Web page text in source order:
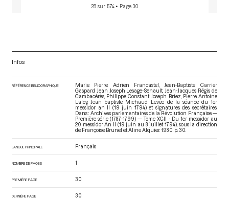
28 sur 574 • Page 30
Infos
RÉFÉRENCE BIBLIOGRAPHIQUE
Marie Pierre Adrien Francastel, Jean-Baptiste Carrier,
Gaspard Jean Joseph Lesage-Senault, Jean-Jacques Régis de
Cambacérès, Philippe Constant Joseph Briez, Pierre Antoine
Laloy, Jean baptiste Michaud. Levée de la séance du 1er
messidor an II (19 juin 1794) et signatures des secrétaires.
Dans : Archives parlementaires de la Révolution Française —
Première série (1787-1799) — Tome XCII - Du 1er messidor au
20 messidor An II (19 juin au 8 juillet 1794), sous la direction
de Françoise Brunel et Aline Alquier. 1980. p. 30.
LANGUE PRINCIPALE Français
NOMBRE DE PAGES 1
PREMIÈRE PAGE 30
DERNIÈRE PAGE 30